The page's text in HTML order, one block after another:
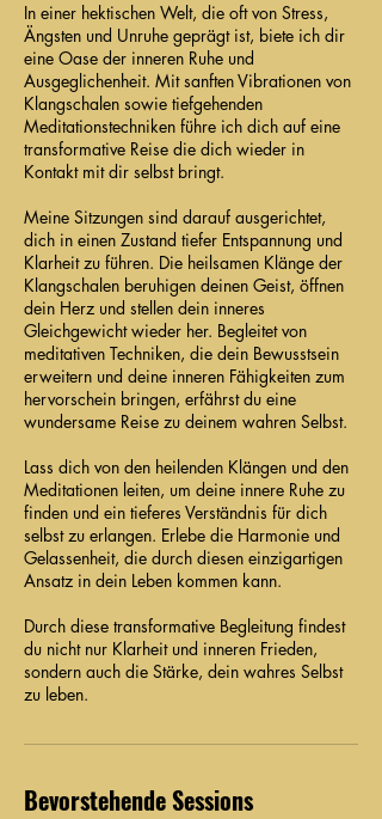
In einer hektischen Welt, die oft von Stress,
Ängsten und Unruhe geprägt ist, biete ich dir
eine Oase der inneren Ruhe und
Ausgeglichenheit. Mit sanften Vibrationen von
Klangschalen sowie tiefgehenden
Meditationstechniken führe ich dich auf eine
transformative Reise die dich wieder in
Kontakt mit dir selbst bringt.
Meine Sitzungen sind darauf ausgerichtet,
dich in einen Zustand tiefer Entspannung und
Klarheit zu führen. Die heilsamen Klänge der
Klangschalen beruhigen deinen Geist, öffnen
dein Herz und stellen dein inneres
Gleichgewicht wieder her. Begleitet von
meditativen Techniken, die dein Bewusstsein
erweitern und deine inneren Fähigkeiten zum
hervorschein bringen, erfährst du eine
wundersame Reise zu deinem wahren Selbst.
Lass dich von den heilenden Klängen und den
Meditationen leiten, um deine innere Ruhe zu
finden und ein tieferes Verständnis für dich
selbst zu erlangen. Erlebe die Harmonie und
Gelassenheit, die durch diesen einzigartigen
Ansatz in dein Leben kommen kann.
Durch diese transformative Begleitung findest
du nicht nur Klarheit und inneren Frieden,
sondern auch die Stärke, dein wahres Selbst
zu leben.
Bevorstehende Sessions